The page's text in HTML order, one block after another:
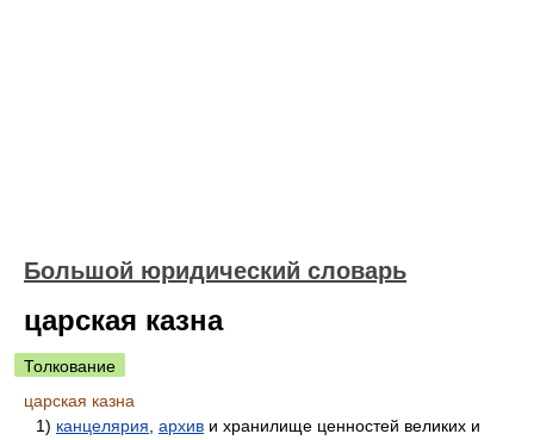
Большой юридический словарь
царская казна
Толкование
царская казна
1) канцелярия архив и хранилище ценностей великих и